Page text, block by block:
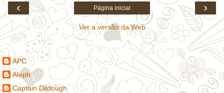
‹ ›
Página inicial
Ver a versão da Web
Contribuidores
APC
Aleph
Captain Dildough